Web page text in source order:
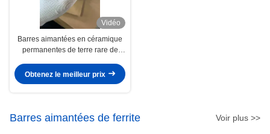
Vidéo
Barres aimantées en céramique
permanentes de terre rare de
Y30BH de ferrite
Obtenez le meilleur prix
Barres aimantées de ferrite Voir plus >>